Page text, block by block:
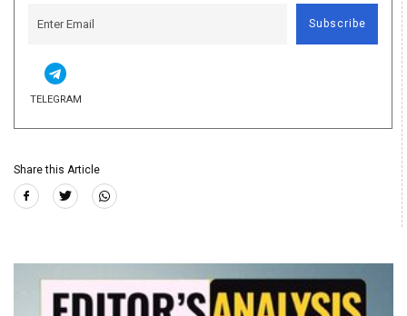
Subscribe
TELEGRAM
Share this Article